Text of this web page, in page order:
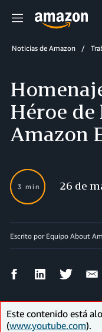
Menú
Noticias de Amazon
Héroe de
Amazon
3 min 26 de
Escrito por Equipo About
CompartirCompartir
Este contenido está
(www.youtube.com).